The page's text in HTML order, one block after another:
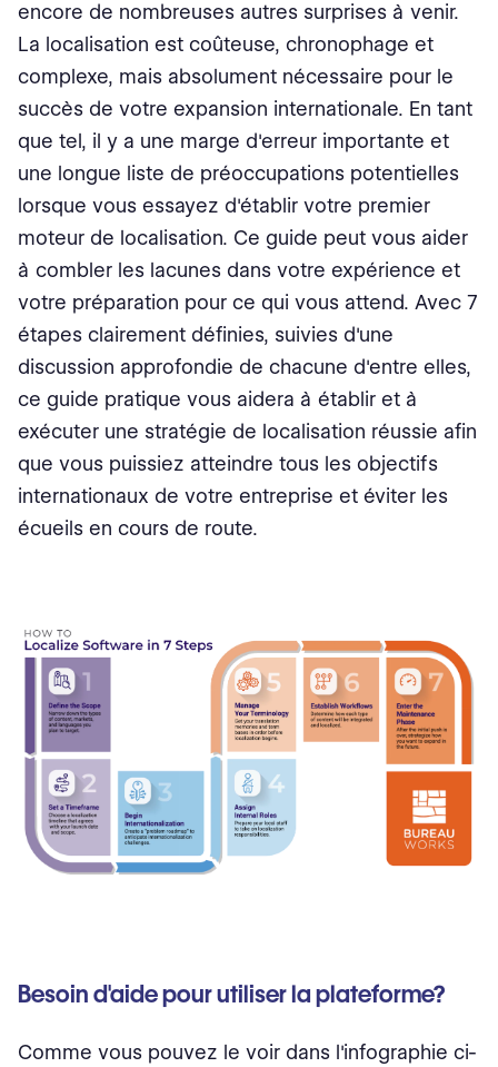
encore de nombreuses autres surprises à venir.
La localisation est coûteuse, chronophage et
complexe, mais absolument nécessaire pour le
succès de votre expansion internationale. En tant
que tel, il y a une marge d'erreur importante et
une longue liste de préoccupations potentielles
lorsque vous essayez d'établir votre premier
moteur de localisation. Ce guide peut vous aider
à combler les lacunes dans votre expérience et
votre préparation pour ce qui vous attend. Avec 7
étapes clairement définies, suivies d'une
discussion approfondie de chacune d'entre elles,
ce guide pratique vous aidera à établir et à
exécuter une stratégie de localisation réussie afin
que vous puissiez atteindre tous les objectifs
internationaux de votre entreprise et éviter les
écueils en cours de route.
Besoin d'aide pour utiliser la plateforme?
Comme vous pouvez le voir dans l'infographie ci-